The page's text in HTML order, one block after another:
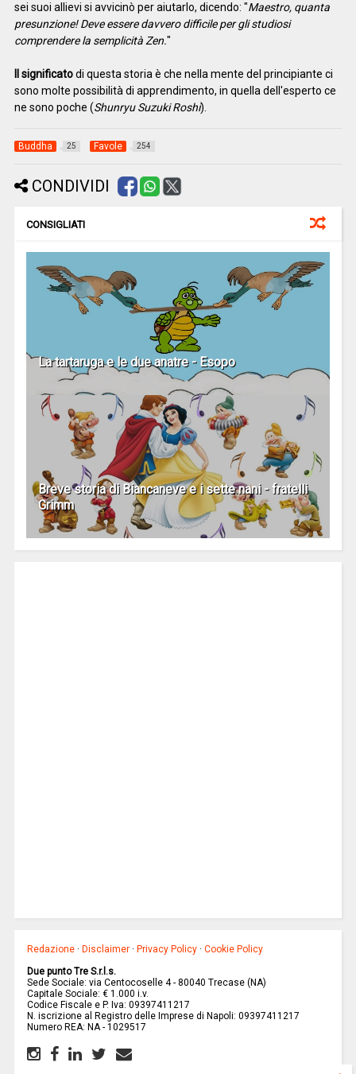
sei suoi allievi si avvicinò per aiutarlo, dicendo: "Maestro, quanta
presunzione! Deve essere davvero difficile per gli studiosi
comprendere la semplicità Zen."
Il significatodi questa storia è che nella mente del principiante ci
sono molte possibilità di apprendimento, in quella dell'esperto ce
ne sono poche (Shunryu Suzuki Roshi).
Buddha 25 Favole 254
CONDIVIDI
CONSIGLIATI
La tartaruga e le due anatre - Esopo
Breve storia di Biancaneve e i sette nani - fratelli
Grimm
Redazione ·Disclaimer ·Privacy Policy ·Cookie Policy
Due punto Tre S.r.l.s.
Sede Sociale: via Centocoselle 4 - 80040 Trecase (NA)
Capitale Sociale: € 1.000 i.v.
Codice Fiscale e P. Iva: 09397411217
N. iscrizione al Registro delle Imprese di Napoli: 09397411217
Numero REA: NA - 1029517